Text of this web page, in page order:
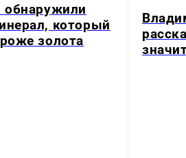
обнаружили
который
золота